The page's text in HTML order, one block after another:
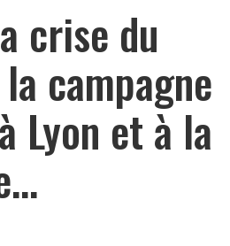
crise du
campagne
Lyon et à la